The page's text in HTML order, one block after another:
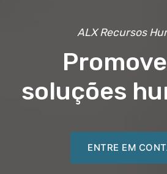
ALX Recursos
soluções
ENTRE EM